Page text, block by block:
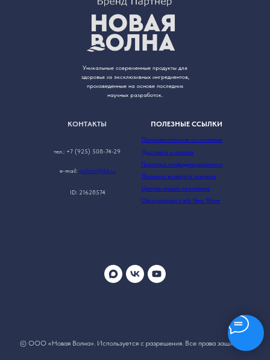
Уникальные современные продукты для
здоровья из эксклюзивных ингредиентов,
произведенные на основе последних
научных разработок.
КОНТАКТЫ
тел.: +7 (925) 508-74-29
e-mail: galinan@bk.ru
ID: 21628574
ПОЛЕЗНЫЕ ССЫЛКИ
Пользовательское соглашение
Доставка и оплата
Политика конфиденциальности
Правила возврата товаров
Центры наших партнеров
Официальный сайт New Wave
© ООО «Новая Волна». Используется с разрешения. Все права защищены.